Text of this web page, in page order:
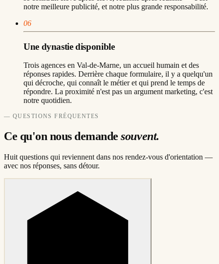
notre meilleure publicité, et notre plus grande responsabilité.
06
Une dynastie disponible
Trois agences en Val-de-Marne, un accueil humain et des
réponses rapides. Derrière chaque formulaire, il y a quelqu'un
qui décroche, qui connaît le métier et qui prend le temps de
répondre. La proximité n'est pas un argument marketing, c'est
notre quotidien.
— QUESTIONS FRÉQUENTES
Ce qu'on nous demandesouvent.
Huit questions qui reviennent dans nos rendez-vous d'orientation —
avec nos réponses, sans détour.